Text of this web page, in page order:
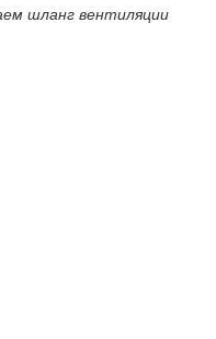
шланг вентиляции